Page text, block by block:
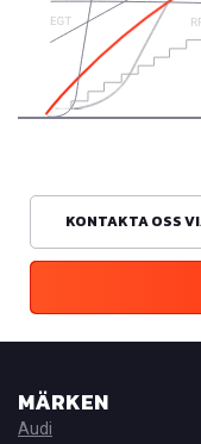
KONTAKTA OSS
MÄRKEN
Audi